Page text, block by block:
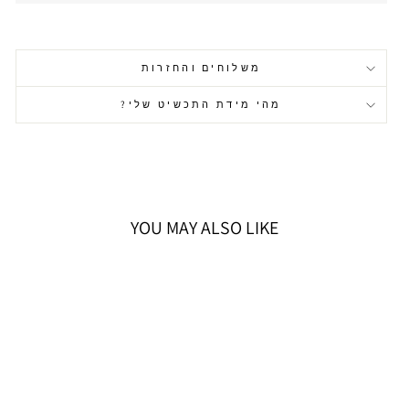
משלוחים והחזרות
מהי מידת התכשיט שלי?
YOU MAY ALSO LIKE